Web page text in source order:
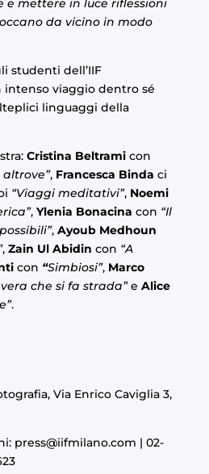
e mettere in luce riflessioni
da vicino in modo
studenti dell’IIF
intenso viaggio dentro sé
linguaggi della
Cristina Beltrami con
, Francesca Binda ci
“Viaggi meditativi”, Noemi
, Ylenia Bonacina con “Il
, Ayoub Medhoun
, Zain Ul Abidin con “A
con “Simbiosi”, Marco
che si fa strada”e Alice
.
Via Enrico Caviglia 3,
press@iifmilano.com | 02-